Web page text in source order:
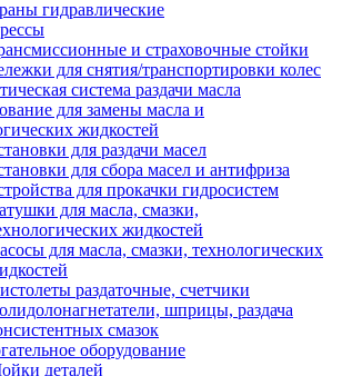
гидравлические
и страховочные стойки
для снятия/транспортировки колес
система раздачи масла
для замены масла и
жидкостей
для раздачи масел
для сбора масел и антифриза
для прокачки гидросистем
для масла, смазки,
жидкостей
для масла, смазки, технологических
раздаточные, счетчики
шприцы, раздача
смазок
оборудование
деталей